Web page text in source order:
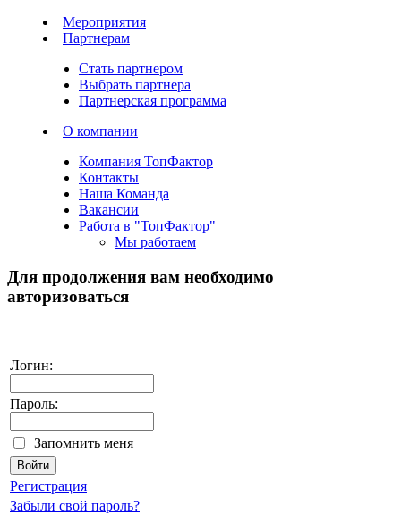
Мероприятия
Партнерам
Стать партнером
Выбрать партнера
Партнерская программа
О компании
Компания ТопФактор
Контакты
Наша Команда
Вакансии
Работа в "ТопФактор"
Мы работаем
Для продолжения вам необходимо
авторизоваться
Логин:
Пароль:
Запомнить меня
Регистрация
Забыли свой пароль?